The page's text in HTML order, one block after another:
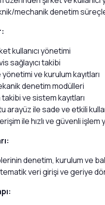
mechanik denetim
kullanıcı yönetimi
sağlayıcı takibi
ve kurulum kayıtları
denetim modülleri
ve sistem kayıtları
arayüz ile sade ve etkili
ile hızlı ve güvenli işlem
denetim, kurulum ve
veri girişi ve geriye